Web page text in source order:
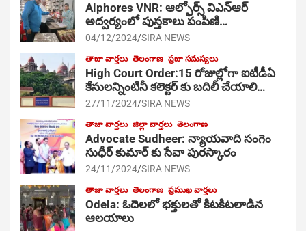
Alphores VNR: ఆల్ఫోర్స్ విఎన్ఆర్
అద్వర్యంలో పుస్తకాలు పంపిణి…
04/12/2024 SIRA NEWS
తాజా వార్తలు తెలంగాణ ప్రజా సమస్యలు
High Court Order:15 రోజుల్లోగా ఐటీడీఏ
కేసులన్నింటినీ కలెక్టర్ కు బదిలీ చేయాలి…
27/11/2024 SIRA NEWS
తాజా వార్తలు జిల్లా వార్తలు తెలంగాణ
Advocate Sudheer: న్యాయవాది సంగెం
సుధీర్ కుమార్ కు సేవా పురస్కారం
24/11/2024 SIRA NEWS
తాజా వార్తలు తెలంగాణ ప్రముఖ వార్తలు
Odela: ఓదెల‌లో భక్తులతో కిటకిటలాడిన
ఆల‌యాలు